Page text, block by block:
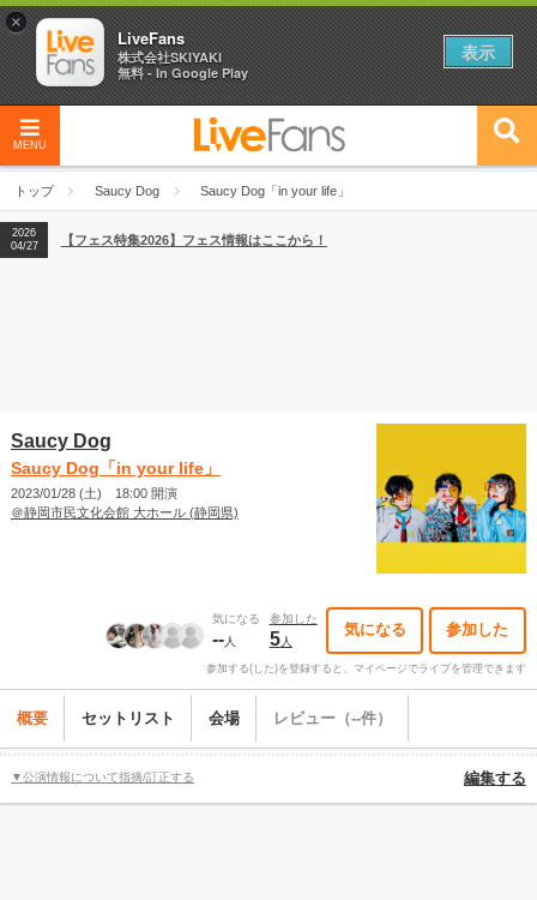
MENU
トップ Saucy Dog Saucy Dog「in your life」
2026
04/27
2026
【ライブ動員ランキング】2026年上半期編発表！
2026
04/27
【フェス特集2026】フェス情報はここから！
Saucy Dog
Saucy Dog「in your life」
2023/01/28 (土) 18:00 開演
＠静岡市民文化会館 大ホール (静岡県)
気になる
--人
参加した
5人
気になる 参加した
参加する(した)を登録すると、マイページでライブを管理できます
概要 セットリスト 会場 レビュー（--件）
▼公演情報について指摘/訂正する 編集する
×
LiveFans
株式会社SKIYAKI
無料 - In Google Play
表示